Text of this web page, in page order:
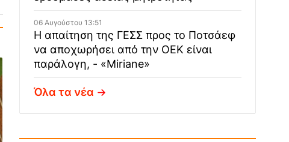
06 Αυγούστου 13:51
Η απαίτηση της ΓΕΣΣ προς το Ποτσάεφ
να αποχωρήσει από την ΟΕΚ είναι
παράλογη, - «Miriane»
Όλα τα νέα